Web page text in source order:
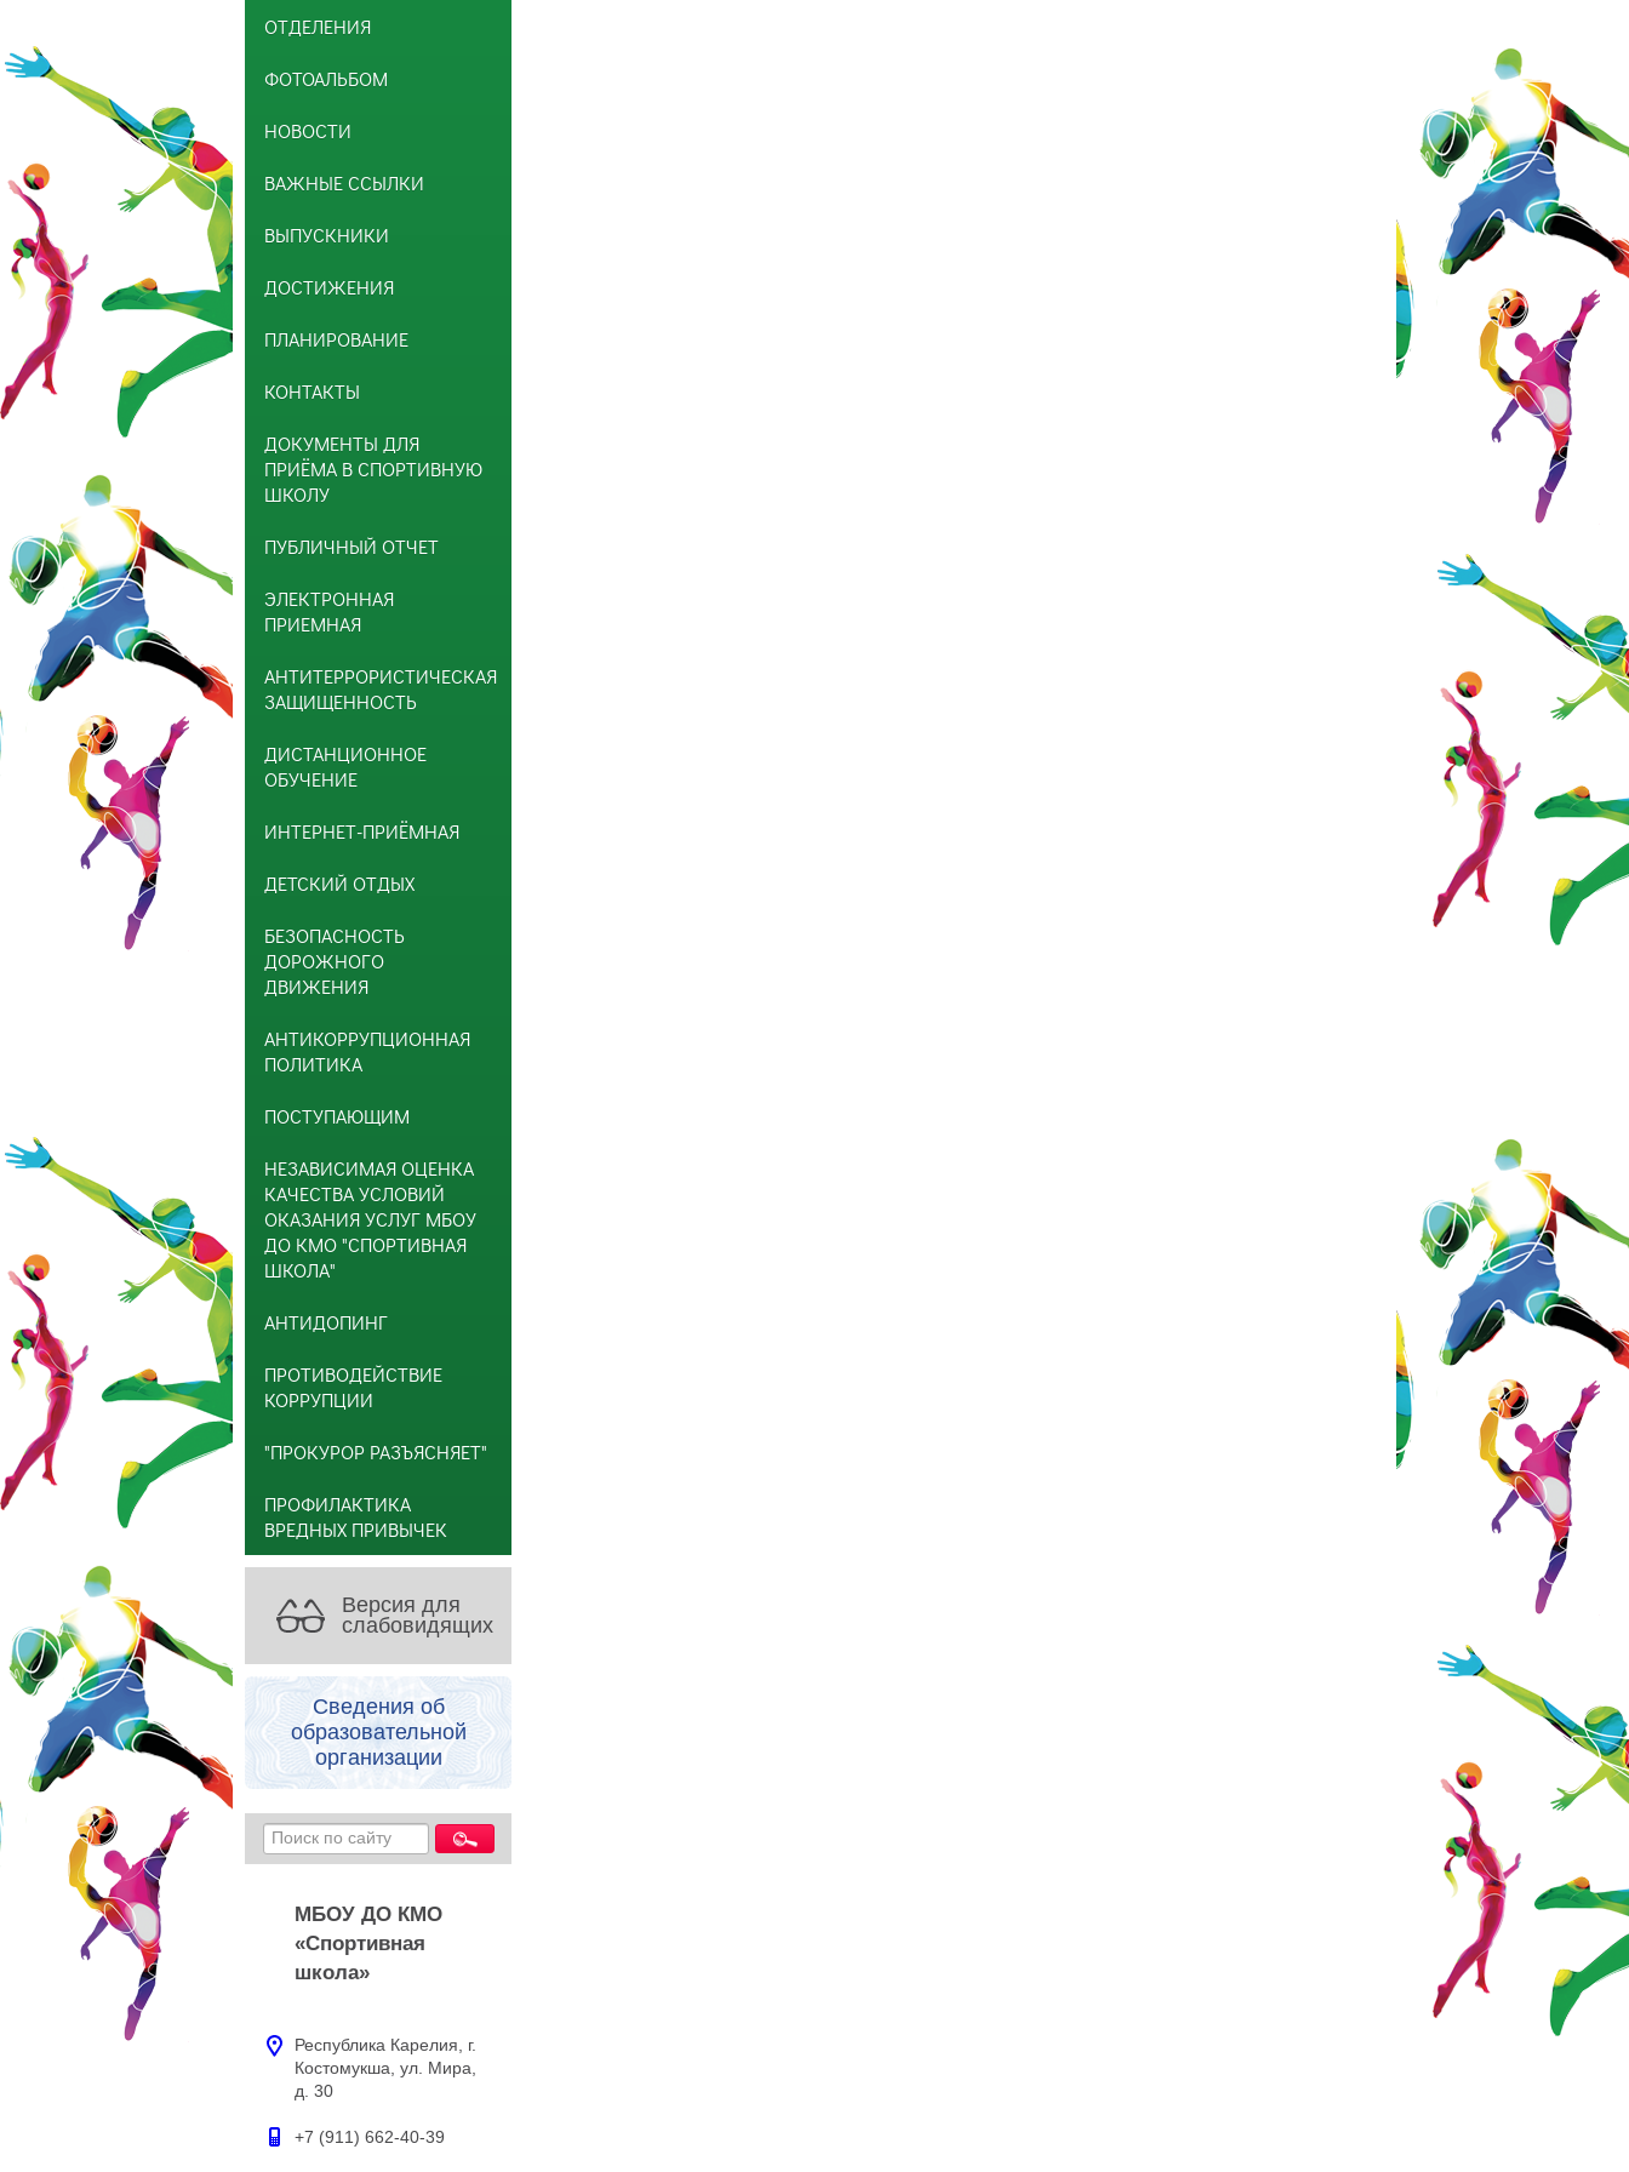
ОТДЕЛЕНИЯ
ФОТОАЛЬБОМ
НОВОСТИ
ВАЖНЫЕ ССЫЛКИ
ВЫПУСКНИКИ
ДОСТИЖЕНИЯ
ПЛАНИРОВАНИЕ
КОНТАКТЫ
ДОКУМЕНТЫ ДЛЯ
ПРИЁМА В СПОРТИВНУЮ
ШКОЛУ
ПУБЛИЧНЫЙ ОТЧЕТ
ЭЛЕКТРОННАЯ
ПРИЕМНАЯ
АНТИТЕРРОРИСТИЧЕСКАЯ
ЗАЩИЩЕННОСТЬ
ДИСТАНЦИОННОЕ
ОБУЧЕНИЕ
ИНТЕРНЕТ-ПРИЁМНАЯ
ДЕТСКИЙ ОТДЫХ
БЕЗОПАСНОСТЬ
ДОРОЖНОГО
ДВИЖЕНИЯ
АНТИКОРРУПЦИОННАЯ
ПОЛИТИКА
ПОСТУПАЮЩИМ
НЕЗАВИСИМАЯ ОЦЕНКА
КАЧЕСТВА УСЛОВИЙ
ОКАЗАНИЯ УСЛУГ МБОУ
ДО КМО "СПОРТИВНАЯ
ШКОЛА"
АНТИДОПИНГ
ПРОТИВОДЕЙСТВИЕ
КОРРУПЦИИ
"ПРОКУРОР РАЗЪЯСНЯЕТ"
ПРОФИЛАКТИКА
ВРЕДНЫХ ПРИВЫЧЕК
Версия для
слабовидящих
Сведения об
образовательной
организации
МБОУ ДО КМО
«Спортивная
школа»
Республика Карелия, г.
Костомукша, ул. Мира,
д. 30
+7 (911) 662-40-39